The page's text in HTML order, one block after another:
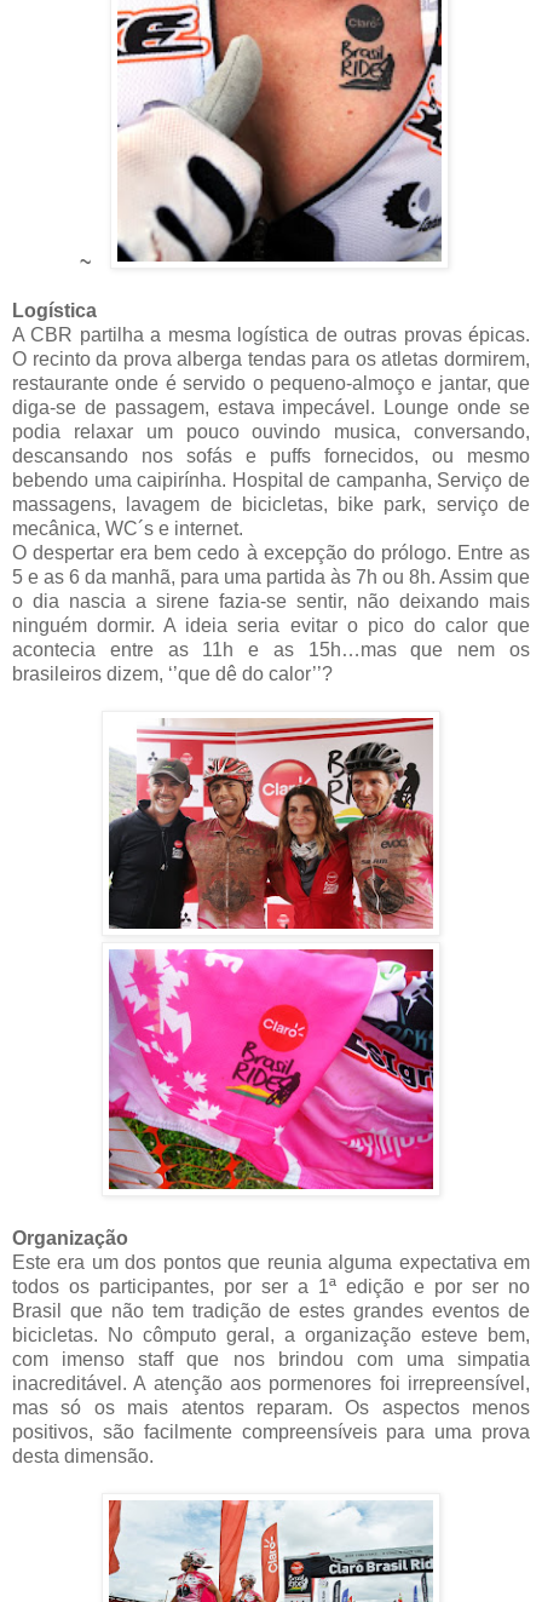
~
Logística
A CBR partilha a mesma logística de outras provas épicas.
O recinto da prova alberga tendas para os atletas dormirem,
restaurante onde é servido o pequeno-almoço e jantar, que
diga-se de passagem, estava impecável. Lounge onde se
podia relaxar um pouco ouvindo musica, conversando,
descansando nos sofás e puffs fornecidos, ou mesmo
bebendo uma caipirínha. Hospital de campanha, Serviço de
massagens, lavagem de bicicletas, bike park, serviço de
mecânica, WC´s e internet.
O despertar era bem cedo à excepção do prólogo. Entre as
5 e as 6 da manhã, para uma partida às 7h ou 8h. Assim que
o dia nascia a sirene fazia-se sentir, não deixando mais
ninguém dormir. A ideia seria evitar o pico do calor que
acontecia entre as 11h e as 15h…mas que nem os
brasileiros dizem, ‘’que dê do calor’’?
Organização
Este era um dos pontos que reunia alguma expectativa em
todos os participantes, por ser a 1ª edição e por ser no
Brasil que não tem tradição de estes grandes eventos de
bicicletas. No cômputo geral, a organização esteve bem,
com imenso staff que nos brindou com uma simpatia
inacreditável. A atenção aos pormenores foi irrepreensível,
mas só os mais atentos reparam. Os aspectos menos
positivos, são facilmente compreensíveis para uma prova
desta dimensão.